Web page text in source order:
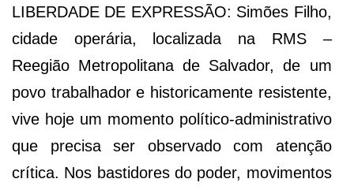
LIBERDADE DE EXPRESSÃO: Simões Filho,
cidade operária, localizada na RMS –
Reegião Metropolitana de Salvador, de um
povo trabalhador e historicamente resistente,
vive hoje um momento político-administrativo
que precisa ser observado com atenção
crítica. Nos bastidores do poder, movimentos